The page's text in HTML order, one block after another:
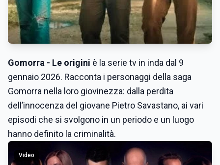
Gomorra - Le origini è la serie tv in inda dal 9
gennaio 2026. Racconta i personaggi della saga
Gomorra nella loro giovinezza: dalla perdita
dell’innocenza del giovane Pietro Savastano, ai vari
episodi che si svolgono in un periodo e un luogo
hanno definito la criminalità.
Video